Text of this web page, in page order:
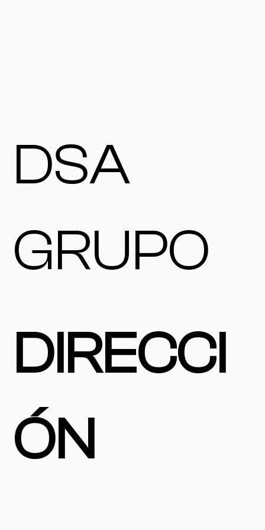
DSA
GRUPO
DIRECCI
ÓN